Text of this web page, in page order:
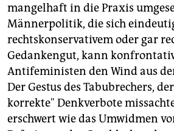
mangelhaft in die Praxis
Männerpolitik, die sich
rechtskonservativem oder gar
Gedankengut, kann
Antifeministen den Wind aus
Der Gestus des Tabubrechers,
korrekte" Denkverbote
erschwert wie das Umwidmen